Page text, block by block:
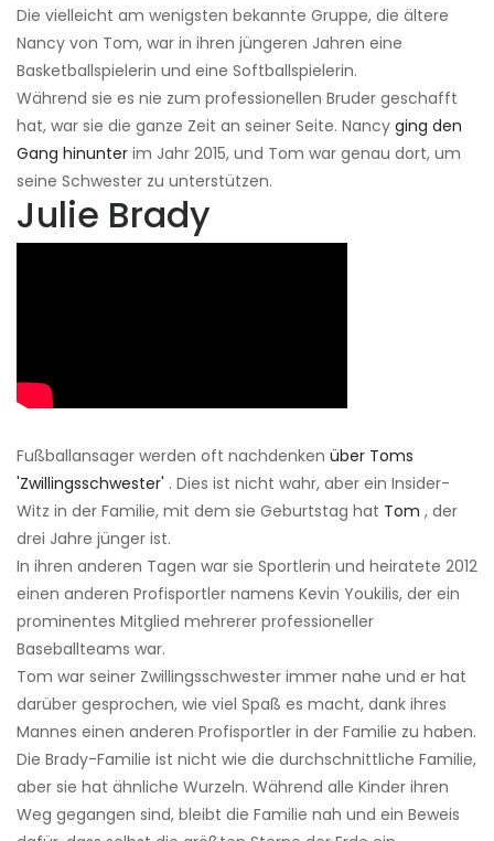
Die vielleicht am wenigsten bekannte Gruppe, die ältere
Nancy von Tom, war in ihren jüngeren Jahren eine
Basketballspielerin und eine Softballspielerin.
Während sie es nie zum professionellen Bruder geschafft
hat, war sie die ganze Zeit an seiner Seite. Nancy ging den
Gang hinunter im Jahr 2015, und Tom war genau dort, um
seine Schwester zu unterstützen.
Julie Brady
Fußballansager werden oft nachdenken über Toms
'Zwillingsschwester' . Dies ist nicht wahr, aber ein Insider-
Witz in der Familie, mit dem sie Geburtstag hat Tom , der
drei Jahre jünger ist.
In ihren anderen Tagen war sie Sportlerin und heiratete 2012
einen anderen Profisportler namens Kevin Youkilis, der ein
prominentes Mitglied mehrerer professioneller
Baseballteams war.
Tom war seiner Zwillingsschwester immer nahe und er hat
darüber gesprochen, wie viel Spaß es macht, dank ihres
Mannes einen anderen Profisportler in der Familie zu haben.
Die Brady-Familie ist nicht wie die durchschnittliche Familie,
aber sie hat ähnliche Wurzeln. Während alle Kinder ihren
Weg gegangen sind, bleibt die Familie nah und ein Beweis